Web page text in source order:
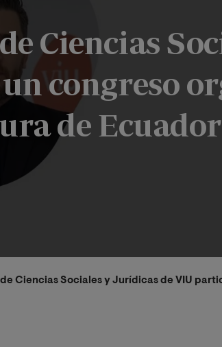
Ciencias
congreso
de Ecuador
Ciencias Sociales y Jurídicas de VIU